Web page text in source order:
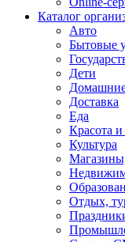
Каталог
Авто
Бытовые
Дети
Доставка
Еда
Красота и
Культура
Отдых,